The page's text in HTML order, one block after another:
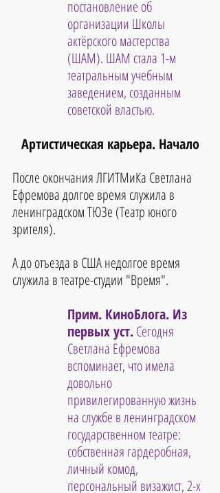
постановление об
организации Школы
актёрского мастерства
(ШАМ). ШАМ стала 1-м
театральным учебным
заведением, созданным
советской властью.
Артистическая карьера. Начало
После окончания ЛГИТМиКа Светлана
Ефремова долгое время служила в
ленинградском ТЮЗе (Театр юного
зрителя).
А до отъезда в США недолгое время
служила в театре-студии "Время".
Прим. КиноБлога. Из
первых уст. Сегодня
Светлана Ефремова
вспоминает, что имела
довольно
привилегированную жизнь
на службе в ленинградском
государственном театре:
собственная гардеробная,
личный комод,
персональный визажист, 2-х